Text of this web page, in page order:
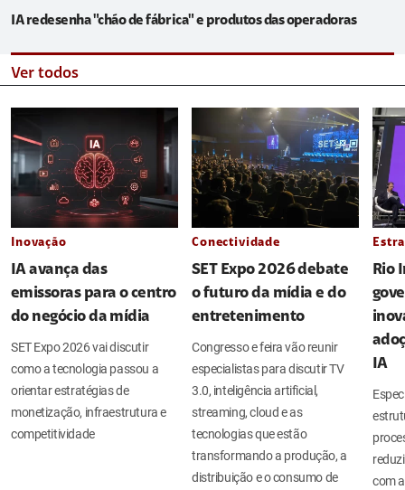
IA redesenha "chão de fábrica" e produtos das operadoras
Ver todos
Inovação
IA avança das
emissoras para o centro
do negócio da mídia
SET Expo 2026 vai discutir
como a tecnologia passou a
orientar estratégias de
monetização, infraestrutura e
competitividade
Conectividade
SET Expo 2026 debate
o futuro da mídia e do
entretenimento
Congresso e feira vão reunir
especialistas para discutir TV
3.0, inteligência artificial,
streaming, cloud e as
tecnologias que estão
transformando a produção, a
distribuição e o consumo de
Rio
IA
com